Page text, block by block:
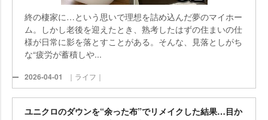
終の棲家に…という思いで理想を詰め込んだ夢のマイホー
ム。しかし老後を迎えたとき、熟考したはずの住まいの仕
様が日常に影を落とすことがある。そんな、見落としがち
な“疲労が蓄積しや...
2026-04-01 ｜ライフ｜
ユニクロのダウンを“余った布”でリメイクした結果…目か